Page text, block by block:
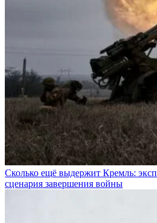
Сколько ещё выдержит Кремль:
сценария завершения войны